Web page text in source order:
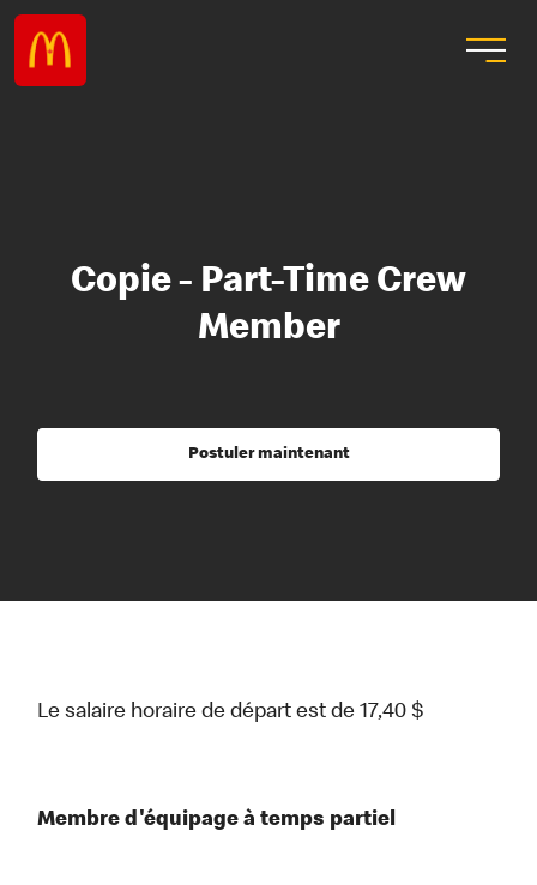
Copie - Part-Time Crew
Member
Postuler maintenant
Le salaire horaire de départ est de 17,40 $
Membre d'équipage à temps partiel